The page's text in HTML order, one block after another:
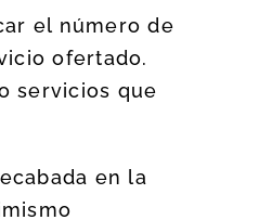
el número de
ofertado.
servicios que
en la